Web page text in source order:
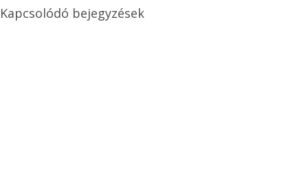
Kapcsolódó bejegyzések